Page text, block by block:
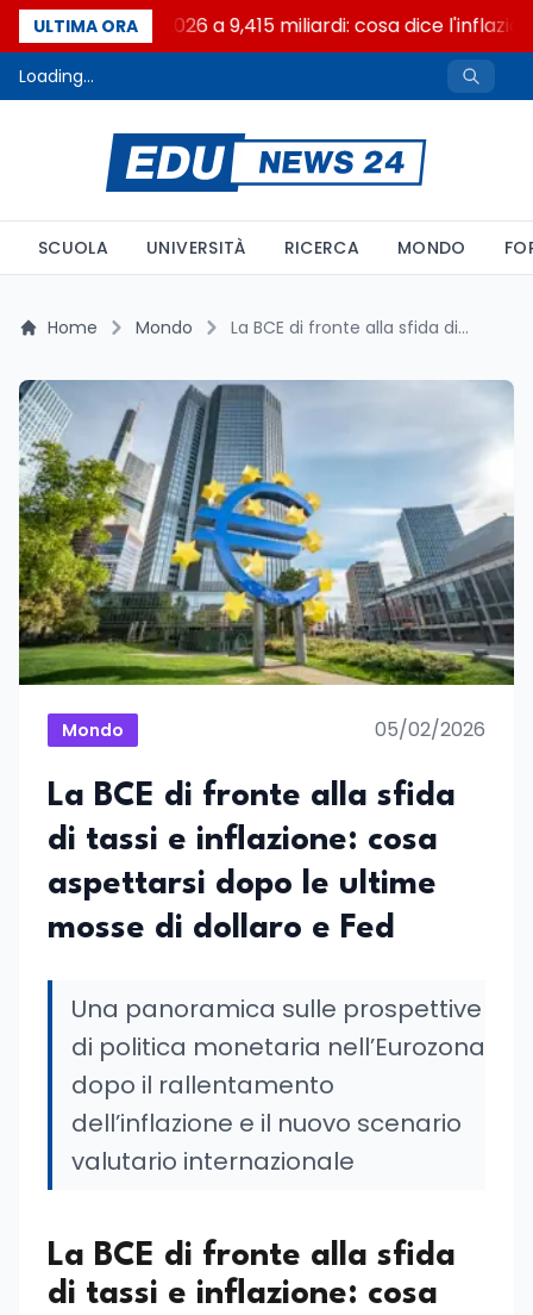
ULTIMA ORA
FFO Università 2026 a 9,415 miliardi: cosa dice l'inflazione
Loading...
SCUOLA UNIVERSITÀ RICERCA MONDO
Home Mondo La BCE di fronte alla sfida di tassi e inflazione: cosa aspettarsi dopo le ultime mosse di dollaro e Fed
Mondo 05/02/2026
La BCE di fronte alla sfida
di tassi e inflazione: cosa
aspettarsi dopo le ultime
mosse di dollaro e Fed
Una panoramica sulle prospettive
di politica monetaria nell’Eurozona
dopo il rallentamento
dell’inflazione e il nuovo scenario
valutario internazionale
La BCE di fronte alla sfida
di tassi e inflazione: cosa